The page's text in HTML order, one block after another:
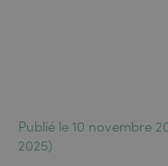
Publié le 10 novembre
2025)